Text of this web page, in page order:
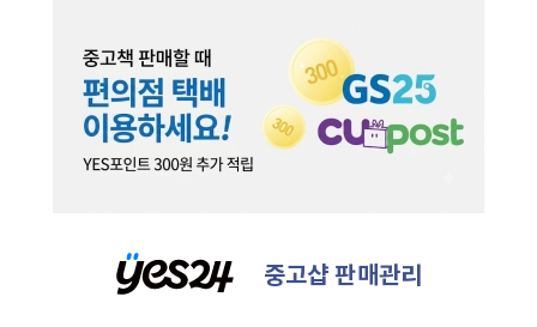
중고샵 판매관리